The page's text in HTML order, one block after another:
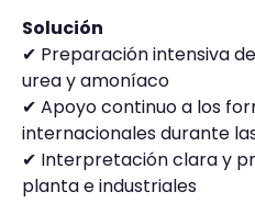
Solución
✔ Preparación intensiva
urea y amoníaco
✔ Apoyo continuo a los
internacionales durante
✔ Interpretación clara y
planta e industriales